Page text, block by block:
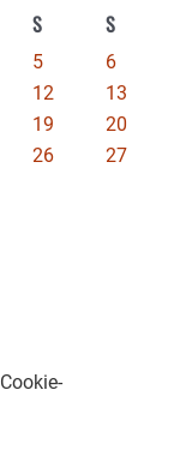
S S
5
6
12
13
19
20
26
27
Cookie-